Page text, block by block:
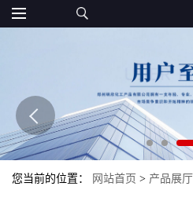
您当前的位置： 网站首页 > 产品展厅